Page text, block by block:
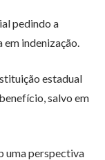
pedindo a
indenização.
estadual
salvo em
uma perspectiva